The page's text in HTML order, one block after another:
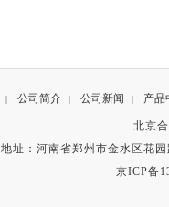
| 公司简介 | 公司新闻 | 产品
北京
地址：河南省郑州市金水区花
京ICP备